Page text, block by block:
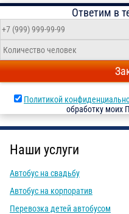
Ответим в
Политикой
обработку моих
Наши услуги
Автобус на свадьбу
Автобус на корпоратив
Перевозка детей автобусом